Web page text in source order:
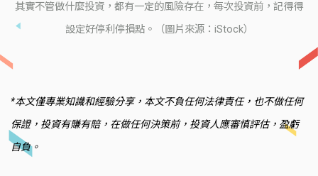
其實不管做什麼投資，都有一定的風險存在，每次投資前，記得得
設定好停利停損點。（圖片來源：iStock）
*本文僅專業知識和經驗分享，本文不負任何法律責任，也不做任何
保證，投資有賺有賠，在做任何決策前，投資人應審慎評估，盈虧
自負。